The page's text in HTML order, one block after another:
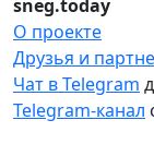
sneg.today
О проекте
Друзья и
Чат в Telegram
Telegram-канал